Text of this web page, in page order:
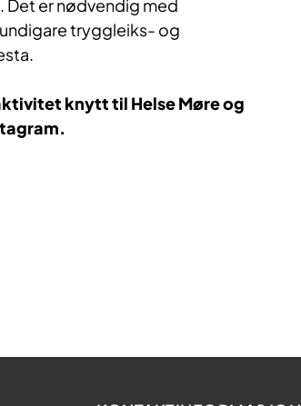
Det er nødvendig med
tryggleiks- og
knytt til Helse Møre og